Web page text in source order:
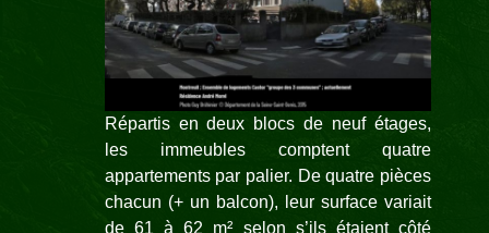
Répartis en deux blocs de neuf étages,
les immeubles comptent quatre
appartements par palier. De quatre pièces
chacun (+ un balcon), leur surface variait
de 61 à 62 m² selon s’ils étaient côté